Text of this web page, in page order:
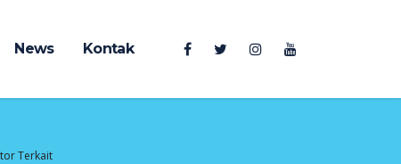
News Kontak
Terkait